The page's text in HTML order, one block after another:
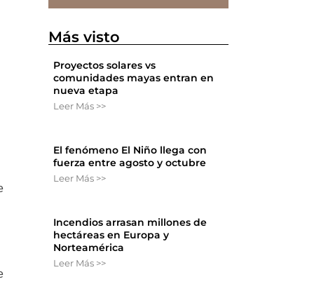
Más visto
Proyectos solares vs
comunidades mayas entran en
nueva etapa
Leer Más >>
El fenómeno El Niño llega con
fuerza entre agosto y octubre
Leer Más >>
Incendios arrasan millones de
hectáreas en Europa y
Norteamérica
Leer Más >>